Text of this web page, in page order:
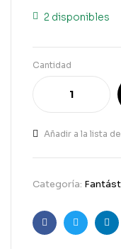
2 disponibles
Cantidad
Añadir a la lista
Categoría:
FacebookGorjeo